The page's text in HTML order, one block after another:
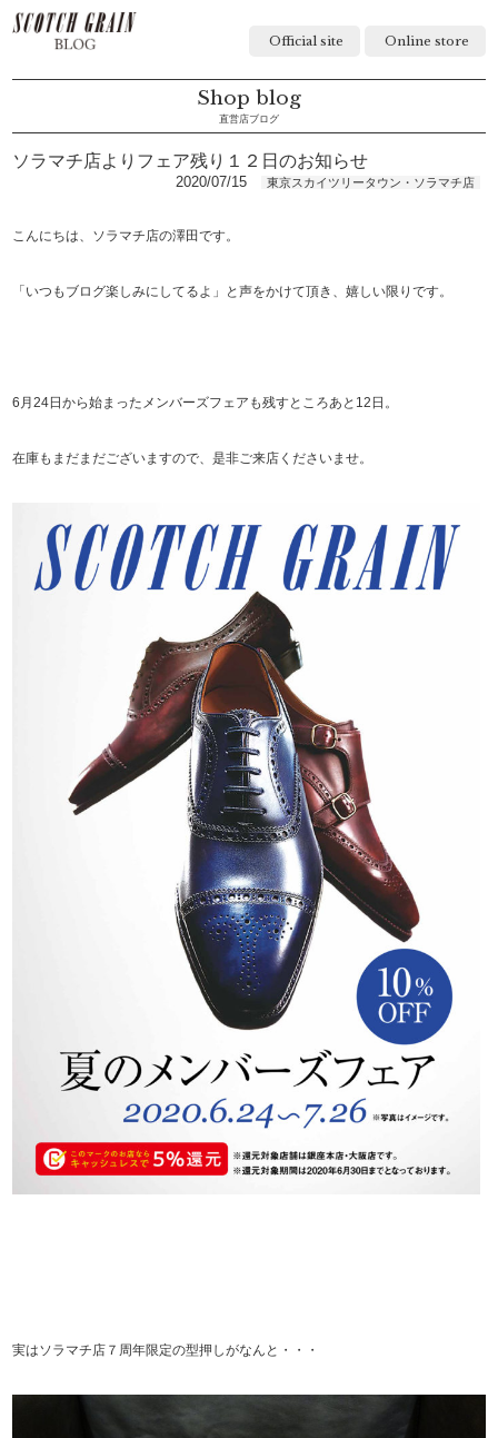
Official site Online store
Shop blog
直営店ブログ
ソラマチ店よりフェア残り１２日のお知らせ
2020/07/15 東京スカイツリータウン・ソラマチ店
こんにちは、ソラマチ店の澤田です。
「いつもブログ楽しみにしてるよ」と声をかけて頂き、嬉しい限りです。
6月24日から始まったメンバーズフェアも残すところあと12日。
在庫もまだまだございますので、是非ご来店くださいませ。
実はソラマチ店７周年限定の型押しがなんと・・・